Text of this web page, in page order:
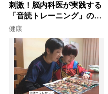
刺激！脳内科医が実践する
「音読トレーニング」の極
意
健康